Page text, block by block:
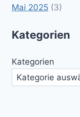
Mai 2025 (3)
Kategorien
Kategorien